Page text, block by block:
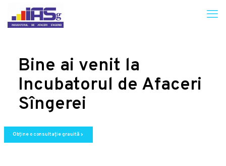
Bine ai venit la
Incubatorul de Afaceri
Sîngerei
Obține o consultație grauită chevron_right